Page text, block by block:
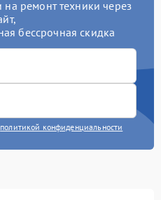
ремонт техники через
бессрочная скидка
политикой конфиденциальности